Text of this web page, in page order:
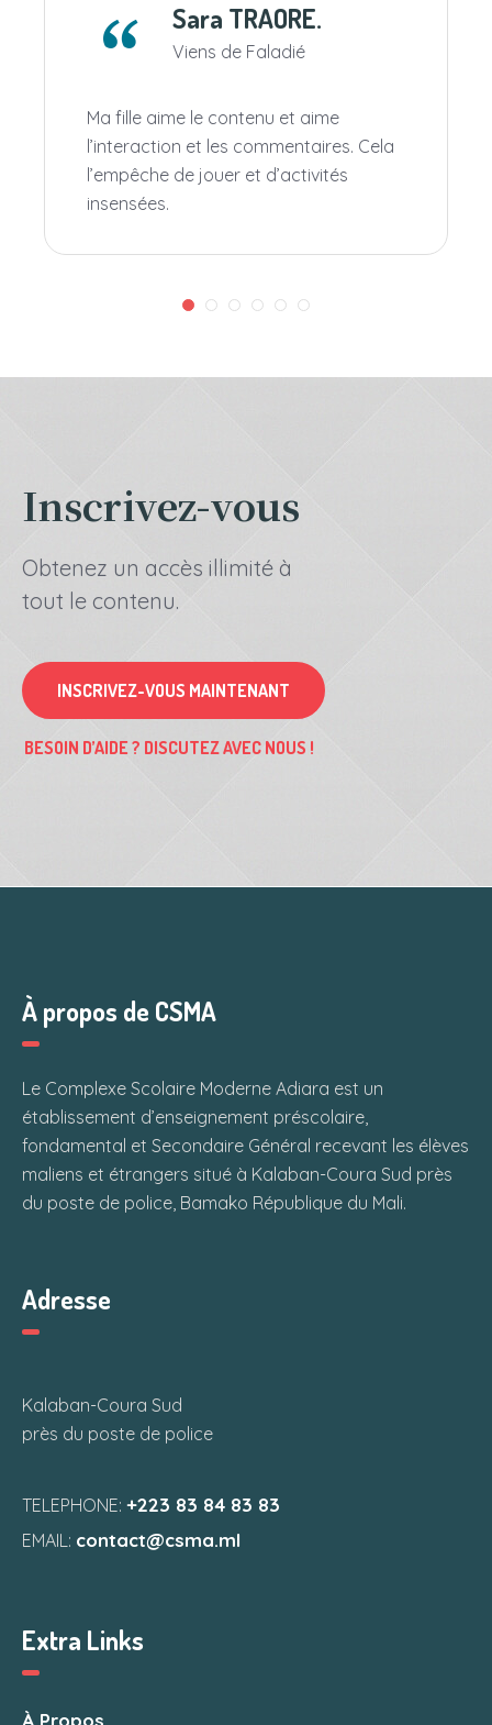
Sara TRAORE.
Viens de Faladié
Ma fille aime le contenu et aime
l’interaction et les commentaires. Cela
l’empêche de jouer et d’activités
insensées.
Inscrivez-vous
Obtenez un accès illimité à
tout le contenu.
INSCRIVEZ-VOUS MAINTENANT
BESOIN D’AIDE ? DISCUTEZ AVEC NOUS !
À propos de CSMA
Le Complexe Scolaire Moderne Adiara est un
établissement d’enseignement préscolaire,
fondamental et Secondaire Général recevant les élèves
maliens et étrangers situé à Kalaban-Coura Sud près
du poste de police, Bamako République du Mali.
Adresse
Kalaban-Coura Sud
près du poste de police
TELEPHONE:+223 83 84 83 83
EMAIL: contact@csma.ml
Extra Links